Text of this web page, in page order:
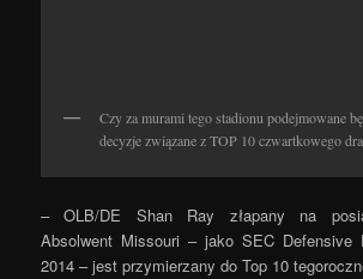
Czy za murami tego stadionu podejmowane
decyzje związane z TOP 10 czwartkowego
– OLB/DE Shan Ray złapany na
Absolwent Missouri – jako SEC Defensive
2014 – jest przymierzany do Top 10